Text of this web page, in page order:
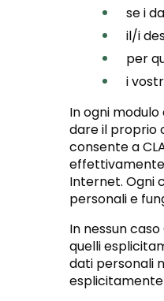
se i
il/i
per
i
In ogni
dare il proprio
consente a
effettivamente
Internet. Ogni
personali e
In nessun
quelli
dati personali